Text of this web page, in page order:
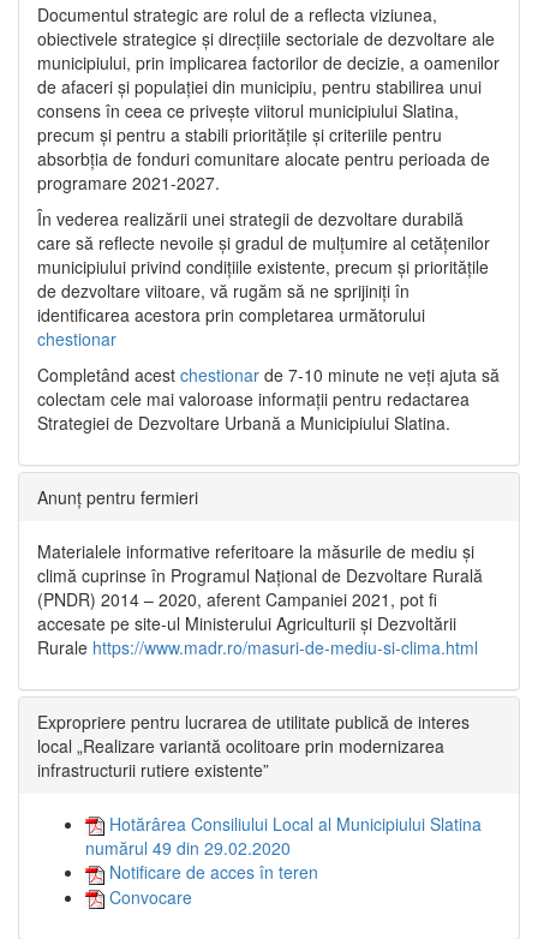
Documentul strategic are rolul de a reflecta viziunea,
obiectivele strategice și direcțiile sectoriale de dezvoltare ale
municipiului, prin implicarea factorilor de decizie, a oamenilor
de afaceri și populației din municipiu, pentru stabilirea unui
consens în ceea ce privește viitorul municipiului Slatina,
precum și pentru a stabili prioritățile și criteriile pentru
absorbția de fonduri comunitare alocate pentru perioada de
programare 2021-2027.
În vederea realizării unei strategii de dezvoltare durabilă
care să reflecte nevoile și gradul de mulțumire al cetățenilor
municipiului privind condițiile existente, precum și prioritățile
de dezvoltare viitoare, vă rugăm să ne sprijiniți în
identificarea acestora prin completarea următorului
chestionar
Completând acest chestionar de 7-10 minute ne veți ajuta să
colectam cele mai valoroase informații pentru redactarea
Strategiei de Dezvoltare Urbană a Municipiului Slatina.
Anunț pentru fermieri
Materialele informative referitoare la măsurile de mediu și
climă cuprinse în Programul Național de Dezvoltare Rurală
(PNDR) 2014 – 2020, aferent Campaniei 2021, pot fi
accesate pe site-ul Ministerului Agriculturii și Dezvoltării
Rurale https://www.madr.ro/masuri-de-mediu-si-clima.html
Expropriere pentru lucrarea de utilitate publică de interes
local „Realizare variantă ocolitoare prin modernizarea
infrastructurii rutiere existente”
Hotărârea Consiliului Local al Municipiului Slatina
numărul 49 din 29.02.2020
Notificare de acces în teren
Convocare